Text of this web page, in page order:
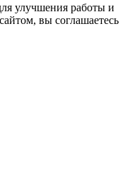
улучшения работы и
вы соглашаетесь